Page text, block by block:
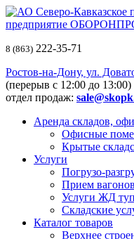
8 (863) 222-35-71
Ростов-на-Дону, ул.
(перерыв с 12:00 до 13:00)
отдел продаж:
Аренда складов,
Офисные
Крытые
Услуги
Погрузо-
Прием
Услуги ЖД
Складские
Каталог товаров
Верхнее